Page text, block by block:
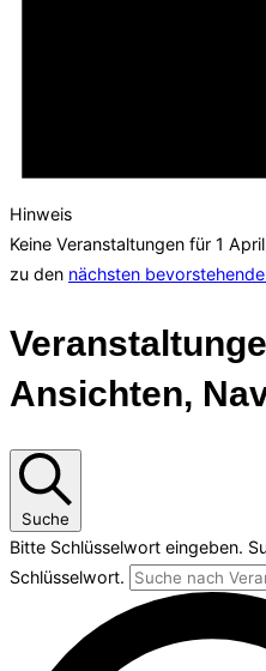
Hinweis
Keine Veranstaltungen für 1
zu den nächsten
Ansichten,
Suche
Bitte Schlüsselwort eingeben.
Schlüsselwort.